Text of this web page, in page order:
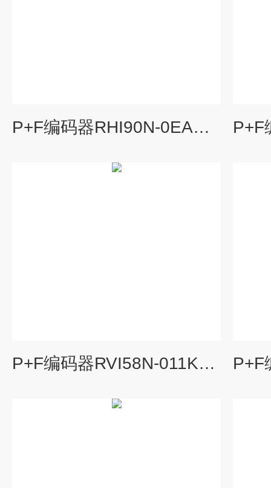
P+F编码器RHI90N-0EAK1R61N-00360型号全
P+F编码器RVI58N-011K1R61报关单原产地证明